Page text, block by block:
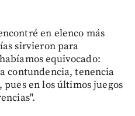
en elenco más
sirvieron para
equivocado:
contundencia, tenencia
en los últimos juegos